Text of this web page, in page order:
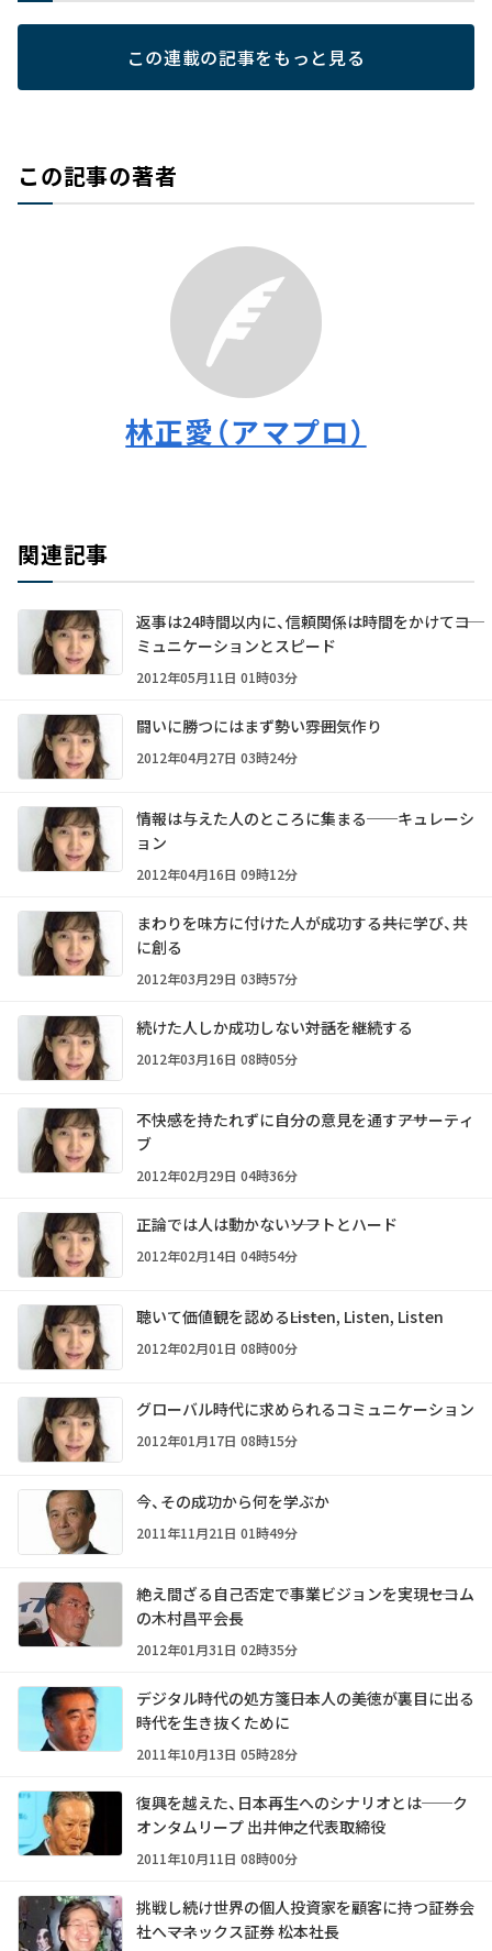
この連載の記事をもっと見る
この記事の著者
林正愛（アマプロ）
関連記事
返事は24時間以内に、信頼関係は時間をかけて――コ
ミュニケーションとスピード
2012年05月11日 01時03分
闘いに勝つにはまず勢い――雰囲気作り
2012年04月27日 03時24分
情報は与えた人のところに集まる──キュレーシ
ョン
2012年04月16日 09時12分
まわりを味方に付けた人が成功する――共に学び、共
に創る
2012年03月29日 03時57分
続けた人しか成功しない――対話を継続する
2012年03月16日 08時05分
不快感を持たれずに自分の意見を通す――アサーティ
ブ
2012年02月29日 04時36分
正論では人は動かない――ソフトとハード
2012年02月14日 04時54分
聴いて価値観を認める――Listen, Listen, Listen
2012年02月01日 08時00分
グローバル時代に求められるコミュニケーション
2012年01月17日 08時15分
今、その成功から何を学ぶか
2011年11月21日 01時49分
絶え間ざる自己否定で事業ビジョンを実現――セコム
の木村昌平会長
2012年01月31日 02時35分
デジタル時代の処方箋――日本人の美徳が裏目に出る
時代を生き抜くために
2011年10月13日 05時28分
復興を越えた、日本再生へのシナリオとは──ク
オンタムリープ 出井伸之代表取締役
2011年10月11日 08時00分
挑戦し続け世界の個人投資家を顧客に持つ証券会
社へ――マネックス証券 松本社長